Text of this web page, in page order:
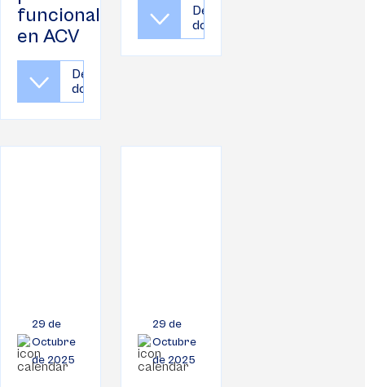
funcional
en ACV
Descargar
documento
Descargar
documento
29 de
Octubre
de 2025
29 de
Octubre
de 2025